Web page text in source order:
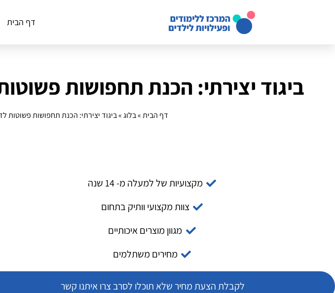
דף הבית
ביגוד יצירתי: הכנת תחפושות
דף הבית»בלוג»ביגוד יצירתי: הכנת תחפושות פשוטות
מקצועיות של למעלה מ- 14 שנה
צוות מקצועי וותיק בתחום
מגוון מוצרים איכותיים
מחירים משתלמים
לקבלת הצעת מחיר שלא תוכלו לסרב צרו איתנו קשר